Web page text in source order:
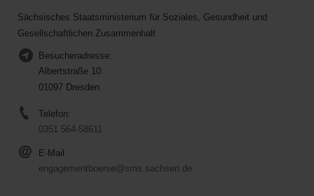
Sächsisches Staatsministerium für Soziales, Gesundheit und
Gesellschaftlichen Zusammenhalt
Besucheradresse:
Albertstraße 10
01097 Dresden
Telefon:
0351 564-58611
E-Mail
engagementboerse@sms.sachsen.de